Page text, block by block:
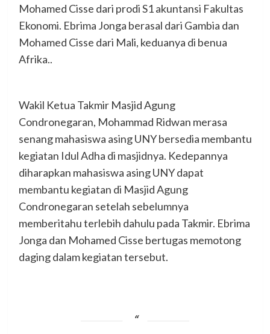
Mohamed Cisse dari prodi S1 akuntansi Fakultas
Ekonomi. Ebrima Jonga berasal dari Gambia dan
Mohamed Cisse dari Mali, keduanya di benua
Afrika..
Wakil Ketua Takmir Masjid Agung
Condronegaran, Mohammad Ridwan merasa
senang mahasiswa asing UNY bersedia membantu
kegiatan Idul Adha di masjidnya. Kedepannya
diharapkan mahasiswa asing UNY dapat
membantu kegiatan di Masjid Agung
Condronegaran setelah sebelumnya
memberitahu terlebih dahulu pada Takmir. Ebrima
Jonga dan Mohamed Cisse bertugas memotong
daging dalam kegiatan tersebut.